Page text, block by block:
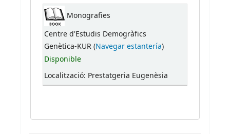
Monografies
Centre d'Estudis Demogràfics
Genètica-KUR (Navegar estantería)
Disponible
Localització: Prestatgeria Eugenèsia